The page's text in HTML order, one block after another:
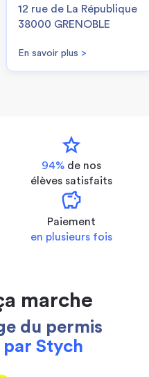
12 rue de La République
38000 GRENOBLE
En savoir plus >
star
94% de nos
élèves satisfaits
savings
Paiement
en plusieurs fois
marche
du permis
Stych